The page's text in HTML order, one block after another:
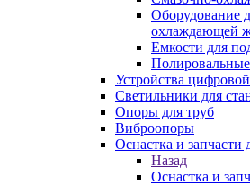
Оборудование
охлаждающей
Емкости для
Устройства
Светильники для
Опоры для труб
Виброопоры
Оснастка и запчасти
Назад
Оснастка и